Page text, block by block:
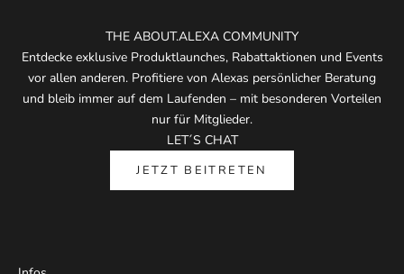
THE ABOUT.ALEXA COMMUNITY
Entdecke exklusive Produktlaunches, Rabattaktionen und Events
vor allen anderen. Profitiere von Alexas persönlicher Beratung
und bleib immer auf dem Laufenden – mit besonderen Vorteilen
nur für Mitglieder.
LET´S CHAT
JETZT BEITRETEN